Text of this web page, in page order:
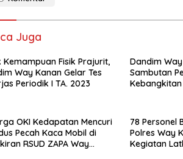
Juga
Kemampuan Fisik Prajurit,
Way Kanan Gelar Tes
Periodik I TA. 2023
Dandim
Sambutan
OKI Kedapatan Mencuri
Pecah Kaca Mobil di
RSUD ZAPA Way
78 Personel
Polres Way
Kegiatan